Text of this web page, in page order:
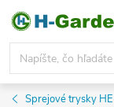
Prejsť
obsah
Sprejové trysky